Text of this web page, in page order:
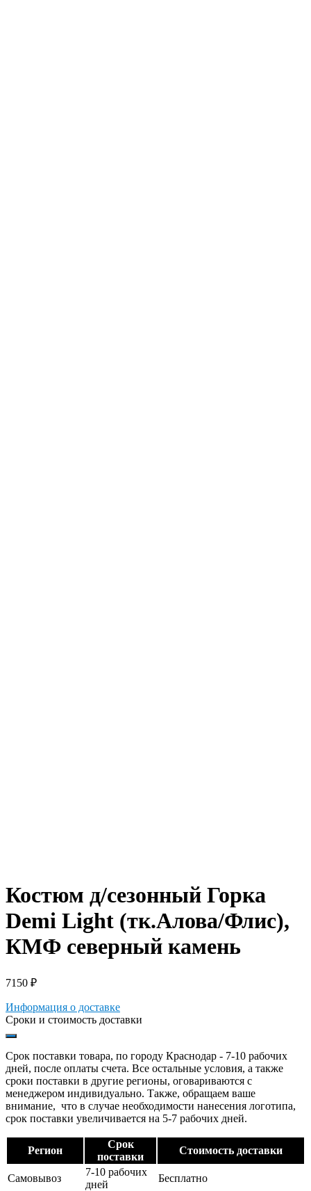
Костюм д/сезонный Горка
Demi Light (тк.Алова/Флис),
КМФ северный камень
7150 ₽
Информация о доставке
Сроки и стоимость доставки
Срок поставки товара, по городу Краснодар - 7-10 рабочих
дней, после оплаты счета. Все остальные условия, а также
сроки поставки в другие регионы, оговариваются с
менеджером индивидуально. Также, обращаем ваше
внимание, что в случае необходимости нанесения логотипа,
срок поставки увеличивается на 5-7 рабочих дней.
Регион
Срок
поставки
Стоимость доставки
Самовывоз
7-10 рабочих
дней
Бесплатно